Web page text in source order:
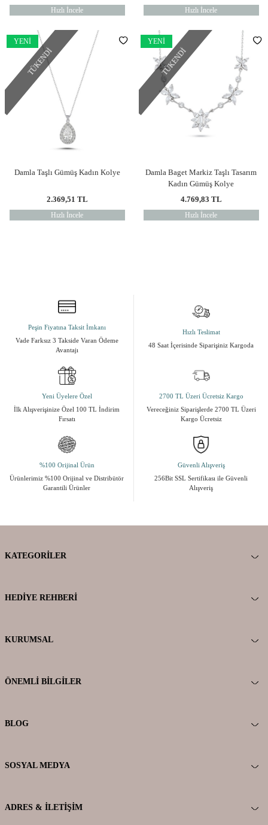
Hızlı İncele Hızlı İncele
YENI
TÜKENDI
Damla Taşlı Gümüş Kadın Kolye
2.369,51 TL
Hızlı İncele
YENI
TÜKENDI
Damla Baget Markiz Taşlı Tasarım
Kadın Gümüş Kolye
4.769,83 TL
Hızlı İncele
Peşin Fiyatına Taksit İmkanı
Vade Farksız 3 Takside Varan Ödeme
Avantajı
Hızlı Teslimat
48 Saat İçerisinde Siparişiniz Kargoda
Yeni Üyelere Özel
İlk Alışverişinize Özel 100 TL İndirim
Fırsatı
2700 TL Üzeri Ücretsiz Kargo
Vereceğiniz Siparişlerde 2700 TL Üzeri
Kargo Ücretsiz
%100 Orijinal Ürün
Ürünlerimiz %100 Orijinal ve Distribütör
Garantili Ürünler
Güvenli Alışveriş
256Bit SSL Sertifikası ile Güvenli
Alışveriş
KATEGORILER
HEDIYE REHBERI
KURUMSAL
ÖNEMLI BILGILER
BLOG
SOSYAL MEDYA
ADRES & İLETIŞIM